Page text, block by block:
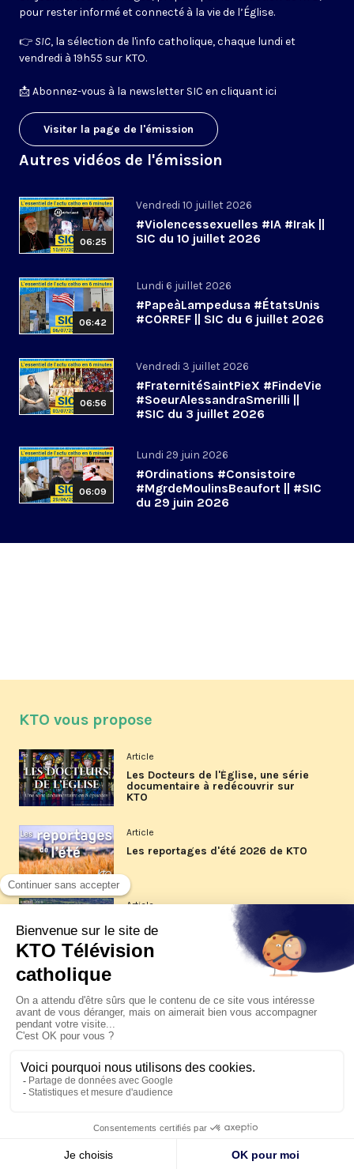
pour rester informé et connecté à la vie de l’Église.
👉 SIC, la sélection de l'info catholique, chaque lundi et
vendredi à 19h55 sur KTO.
📩Abonnez-vous à la newsletter SIC en cliquant ici
Visiter la page de l'émission
Autres vidéos de l'émission
06:25
Vendredi 10 juillet 2026
#Violencessexuelles #IA #Irak ||
SIC du 10 juillet 2026
06:42
Lundi 6 juillet 2026
#PapeàLampedusa #ÉtatsUnis
#CORREF || SIC du 6 juillet 2026
06:56
Vendredi 3 juillet 2026
#FraternitéSaintPieX #FindeVie
#SoeurAlessandraSmerilli ||
#SIC du 3 juillet 2026
06:09
Lundi 29 juin 2026
#Ordinations #Consistoire
#MgrdeMoulinsBeaufort || #SIC
du 29 juin 2026
KTO vous propose
Article
Les Docteurs de l'Église, une série
documentaire à redécouvrir sur
KTO
Article
Les reportages d'été 2026 de KTO
Article
La visite pastorale du pape Léon
XIV à Assise à suivre sur KTO le
jeudi 6 août
Le pape en Uruguay, Argentine et
Pérou du 6 au 17 novembre 2026
© KTO 2026 —Contact